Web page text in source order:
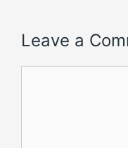
Leave a